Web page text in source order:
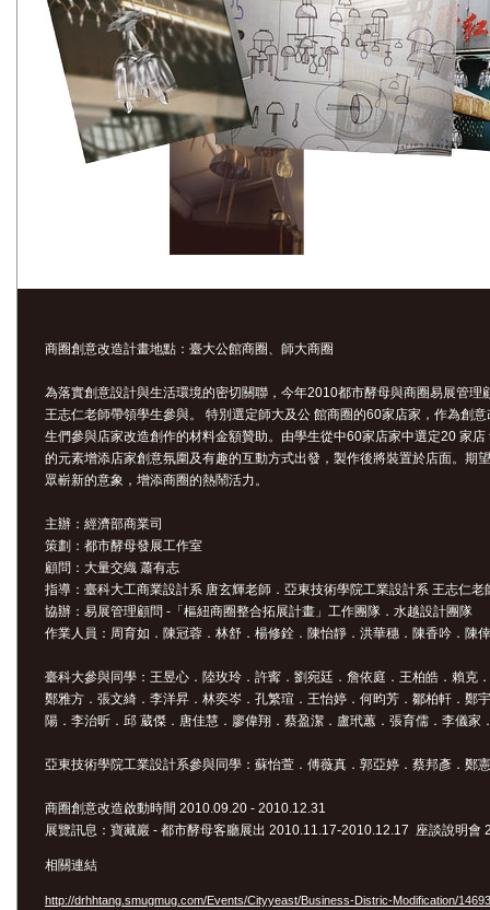
商圈創意改造計畫地點：臺大公館商圈、師大商圈
為落實創意設計與生活環境的密切關聯，今年2010都市酵母與商圈易展管
王志仁老師帶領學生參與。 特別選定師大及公 館商圈的60家店家，作為創
生們參與店家改造創作的材料金額贊助。由學生從中60家店家中選定20 家
的元素增添店家創意氛圍及有趣的互動方式出發，製作後將裝置於店面。期
眾嶄新的意象，增添商圈的熱鬧活力。
主辦：經濟部商業司
策劃：都市酵母發展工作室
顧問：大量交織 蕭有志
指導：臺科大工商業設計系 唐玄輝老師．亞東技術學院工業設計系 王志仁老
協辦：易展管理顧問 -「樞紐商圈整合拓展計畫」工作團隊．水越設計團隊
作業人員：周育如．陳冠蓉．林舒．楊修銓．陳怡靜．洪華穗．陳香吟．陳
臺科大參與同學：王昱心．陸玫玲．許寗．劉宛廷．詹依庭．王柏皓．賴克
鄭雅方．張文綺．李洋昇．林奕岑．孔繁瑄．王怡婷．何昀芳．鄒柏軒．鄭
陽．李治昕．邱 葳傑．唐佳慧．廖偉翔．蔡盈潔．盧玳蕙．張育儒．李儀
亞東技術學院工業設計系參與同學：蘇怡萱．傅薇真．郭亞婷．蔡邦彥．鄭
商圈創意改造啟動時間 2010.09.20 - 2010.12.31
展覽訊息：寶藏巖 - 都市酵母客廳展出 2010.11.17-2010.12.17 座談說明會
相關連結
http://drhhtang.smugmug.com/Events/Cityyeast/Business-Distric-Modification/